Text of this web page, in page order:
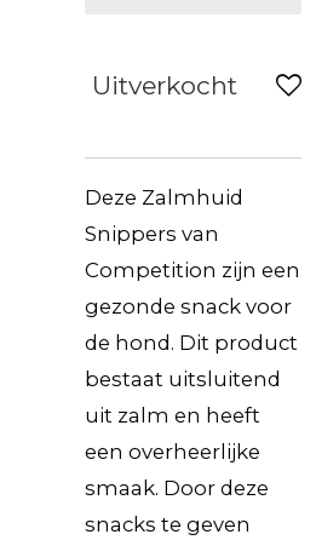
Uitverkocht
Deze Zalmhuid
Snippers van
Competition zijn een
gezonde snack voor
de hond. Dit product
bestaat uitsluitend
uit zalm en heeft
een overheerlijke
smaak. Door deze
snacks te geven